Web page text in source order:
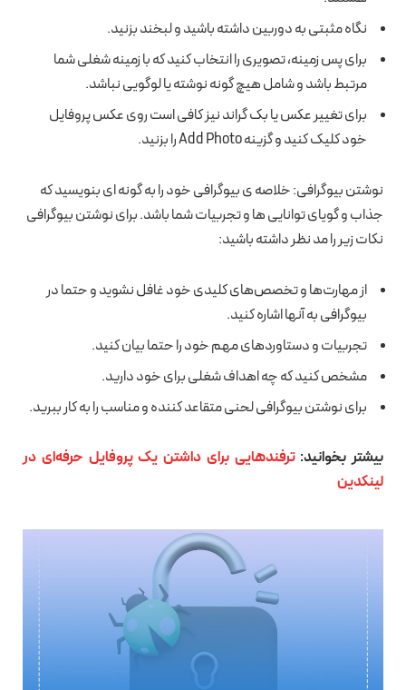
نگاه مثبتی به دوربین داشته باشید و لبخند بزنید.
برای پس زمینه، تصویری را انتخاب کنید که با زمینه شغلی شما
مرتبط باشد و شامل هیچ گونه نوشته یا لوگویی نباشد.
برای تغییر عکس یا بک گراند نیز کافی است روی عکس پروفایل
خود کلیک کنید و گزینه Add Photo را بزنید.
نوشتن بیوگرافی: خلاصه ی بیوگرافی خود را به گونه ای بنویسید که
جذاب و گویای توانایی ها و تجربیات شما باشد. برای نوشتن بیوگرافی
نکات زیر را مد نظر داشته باشید:
از مهارت‌ها و تخصص‌های کلیدی خود غافل نشوید و حتما در
بیوگرافی به آنها اشاره کنید.
تجربیات و دستاوردهای مهم خود را حتما بیان کنید.
مشخص کنید که چه اهداف شغلی برای خود دارید.
برای نوشتن بیوگرافی لحنی متقاعد کننده و مناسب را به کار ببرید.
بیشتر بخوانید:ترفندهایی برای داشتن یک پروفایل حرفه‌ای در
لینکدین